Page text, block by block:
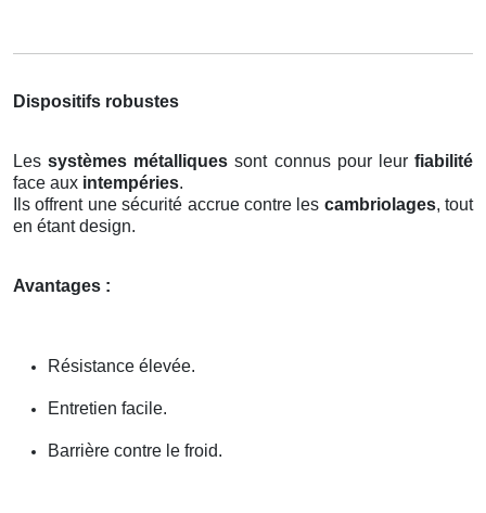
Dispositifs robustes
Lessystèmes métalliques sont connus pour leurfiabilité
face aux intempéries.
Ils offrent une sécurité accrue contre les cambriolages, tout
en étant design.
Avantages :
Résistance élevée.
Entretien facile.
Barrière contre le froid.